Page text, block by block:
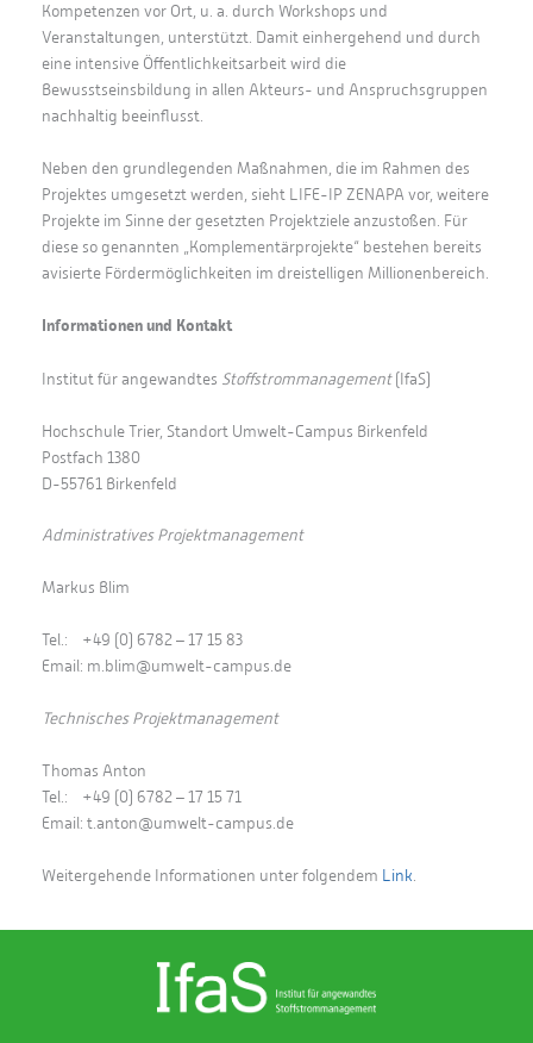
Kompetenzen vor Ort, u. a. durch Workshops und
Veranstaltungen, unterstützt. Damit einhergehend und durch
eine intensive Öffentlichkeitsarbeit wird die
Bewusstseinsbildung in allen Akteurs- und Anspruchsgruppen
nachhaltig beeinflusst.
Neben den grundlegenden Maßnahmen, die im Rahmen des
Projektes umgesetzt werden, sieht LIFE-IP ZENAPA vor, weitere
Projekte im Sinne der gesetzten Projektziele anzustoßen. Für
diese so genannten „Komplementärprojekte“ bestehen bereits
avisierte Fördermöglichkeiten im dreistelligen Millionenbereich.
Informationen und Kontakt
Institut für angewandtes Stoffstrommanagement(IfaS)
Hochschule Trier, Standort Umwelt-Campus Birkenfeld
Postfach 1380
D-55761 Birkenfeld
Administratives Projektmanagement
Markus Blim
Tel.: +49 (0) 6782 – 17 15 83
Email: m.blim@umwelt-campus.de
Technisches Projektmanagement
Thomas Anton
Tel.: +49 (0) 6782 – 17 15 71
Email: t.anton@umwelt-campus.de
Weitergehende Informationen unter folgendem Link